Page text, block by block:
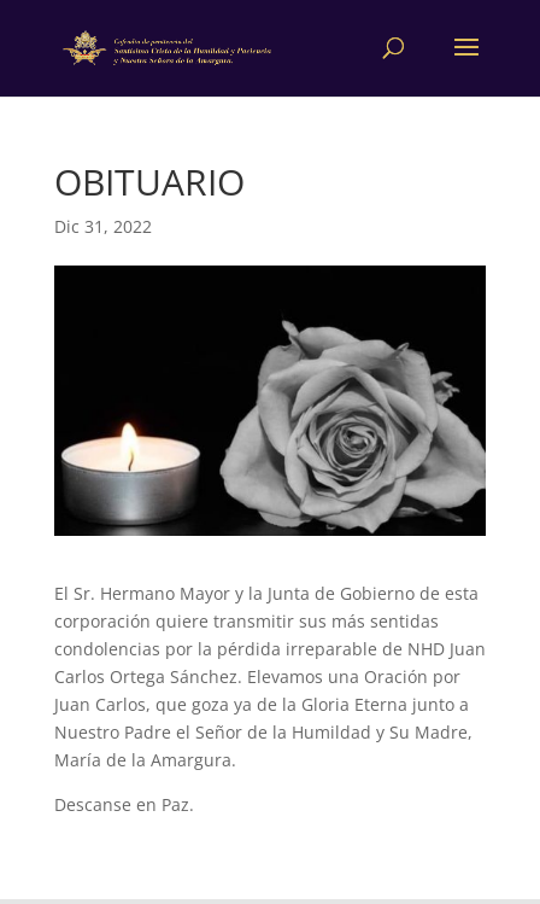
OBITUARIO
Dic 31, 2022
El Sr. Hermano Mayor y la Junta de Gobierno de esta
corporación quiere transmitir sus más sentidas
condolencias por la pérdida irreparable de NHD Juan
Carlos Ortega Sánchez. Elevamos una Oración por
Juan Carlos, que goza ya de la Gloria Eterna junto a
Nuestro Padre el Señor de la Humildad y Su Madre,
María de la Amargura.
Descanse en Paz.